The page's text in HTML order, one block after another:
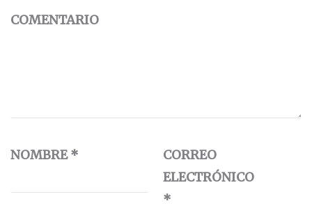
COMENTARIO
NOMBRE*
CORREO
ELECTRÓNICO
*